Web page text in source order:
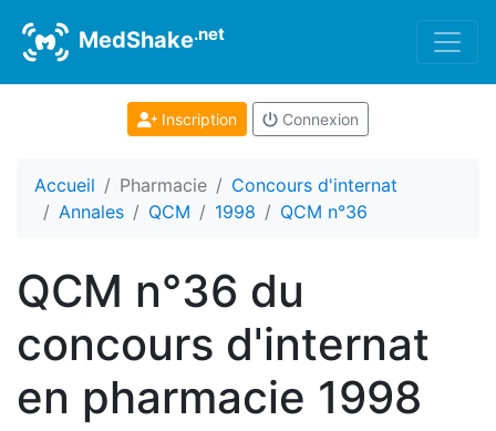
MedShake.net
Inscription Connexion
Accueil Pharmacie
Concours d'internat
Annales
QCM 1998 QCM n°36
QCM n°36 du
concours d'internat
en pharmacie 1998